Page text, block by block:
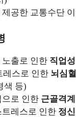
공한 교통수단
노출로 인한 직업
레스로 인한 뇌심
색 등)
로 인한 근골격
트레스로 인한 정